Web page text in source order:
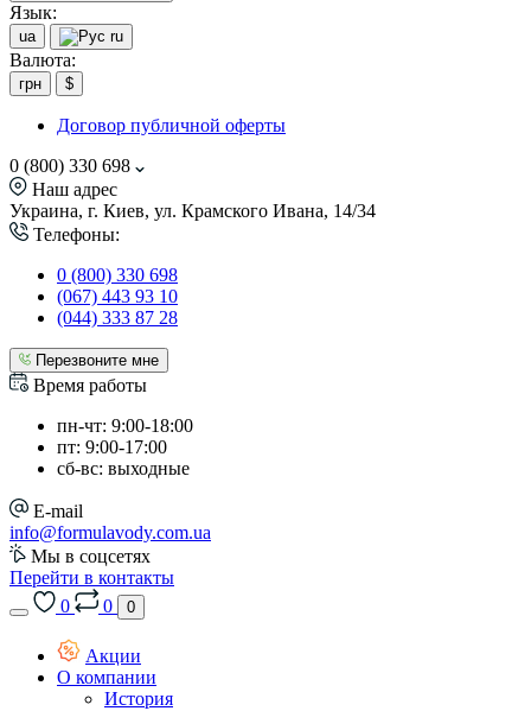
Язык:
ua ru
Валюта:
грн $
Договор публичной оферты
0 (800) 330 698
Наш адрес
Украина, г. Киев, ул. Крамского Ивана, 14/34
Телефоны:
0 (800) 330 698
(067) 443 93 10
(044) 333 87 28
Перезвоните мне
Время работы
пн-чт: 9:00-18:00
пт: 9:00-17:00
сб-вс: выходные
E-mail
info@formulavody.com.ua
Мы в соцсетях
Перейти в контакты
0
0 0
Акции
О компании
История